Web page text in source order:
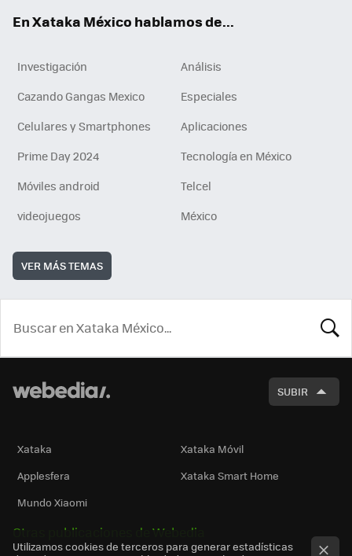
En Xataka México hablamos de...
Investigación
Análisis
Cazando Gangas Mexico
Especiales
Celulares y Smartphones
Aplicaciones
Prime Day 2024
Tecnología en México
Móviles android
Telcel
videojuegos
México
VER MÁS TEMAS
SUBIR
Xataka
Xataka Móvil
Applesfera
Xataka Smart Home
Mundo Xiaomi
Otras publicaciones de Webedia
Utilizamos cookies de terceros para generar estadísticas